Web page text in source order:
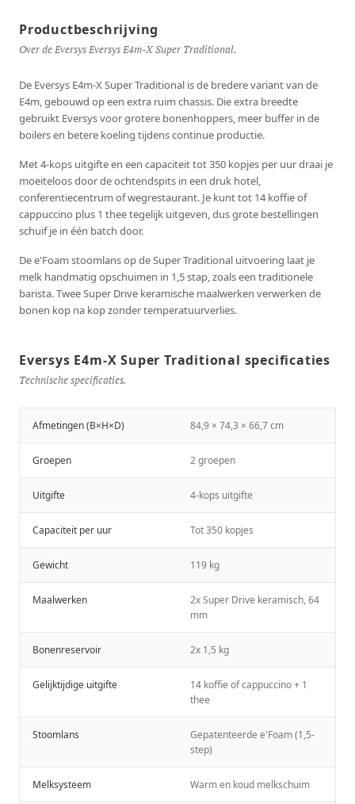
Productbeschrijving
Over de Eversys Eversys E4m-X Super Traditional.
De Eversys E4m-X Super Traditional is de bredere variant van de
E4m, gebouwd op een extra ruim chassis. Die extra breedte
gebruikt Eversys voor grotere bonenhoppers, meer buffer in de
boilers en betere koeling tijdens continue productie.
Met 4-kops uitgifte en een capaciteit tot 350 kopjes per uur draai je
moeiteloos door de ochtendspits in een druk hotel,
conferentiecentrum of wegrestaurant. Je kunt tot 14 koffie of
cappuccino plus 1 thee tegelijk uitgeven, dus grote bestellingen
schuif je in één batch door.
De e'Foam stoomlans op de Super Traditional uitvoering laat je
melk handmatig opschuimen in 1,5 stap, zoals een traditionele
barista. Twee Super Drive keramische maalwerken verwerken de
bonen kop na kop zonder temperatuurverlies.
Eversys E4m-X Super Traditional specificaties
Technische specificaties.
Afmetingen (B×H×D) 84,9 × 74,3 × 66,7 cm
Groepen 2 groepen
Uitgifte 4-kops uitgifte
Capaciteit per uur Tot 350 kopjes
Gewicht 119 kg
Maalwerken
2x Super Drive keramisch, 64
mm
Bonenreservoir 2x 1,5 kg
Gelijktijdige uitgifte
14 koffie of cappuccino + 1
thee
Stoomlans
Gepatenteerde e'Foam (1,5-
step)
Melksysteem Warm en koud melkschuim